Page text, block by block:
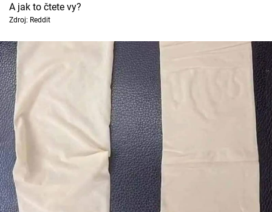
A jak to čtete vy?
Zdroj: Reddit